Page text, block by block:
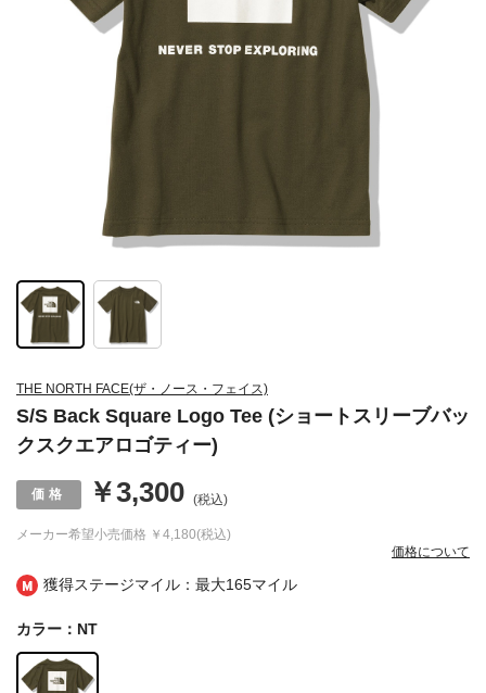
獲得ステージマイル：最大165マイル
THE NORTH FACE(ザ・ノース・フェイス)
S/S Back Square Logo Tee (ショートスリーブバッ
クスクエアロゴティー)
メーカー希望小売価格 ￥4,180(税込)
￥3,300 (税込)
価格について
カラー：NT